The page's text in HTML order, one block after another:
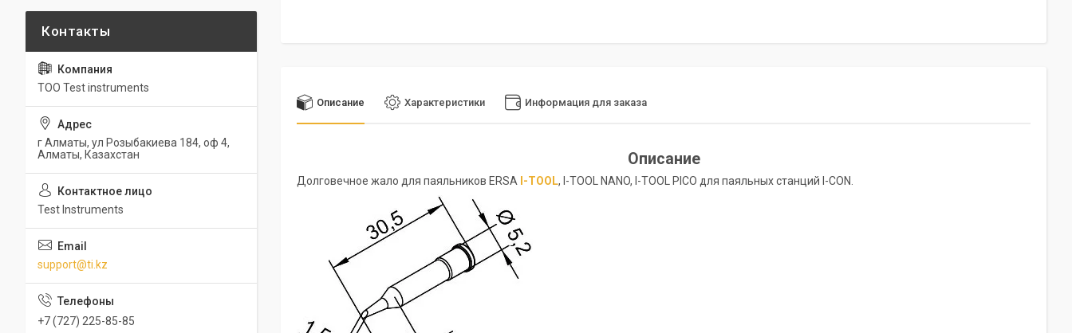
Описание Характеристики Информация для заказа
Описание
Долговечное жало для паяльников ERSA I-TOOL, I-TOOL NANO, I-TOOL PICO для паяльных станций I-CON.
ТОО Test instruments
г Алматы, ул Розыбакиева 184, оф 4,
Алматы, Казахстан
Test Instruments
support@ti.kz
+7 (727) 225-85-85